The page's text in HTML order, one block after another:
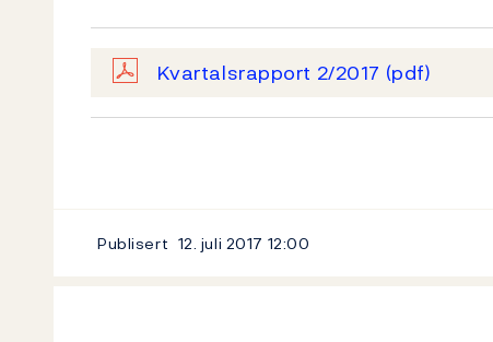
Kvartalsrapport 2/2017 (pdf)
Publisert 12. juli 2017 12:00